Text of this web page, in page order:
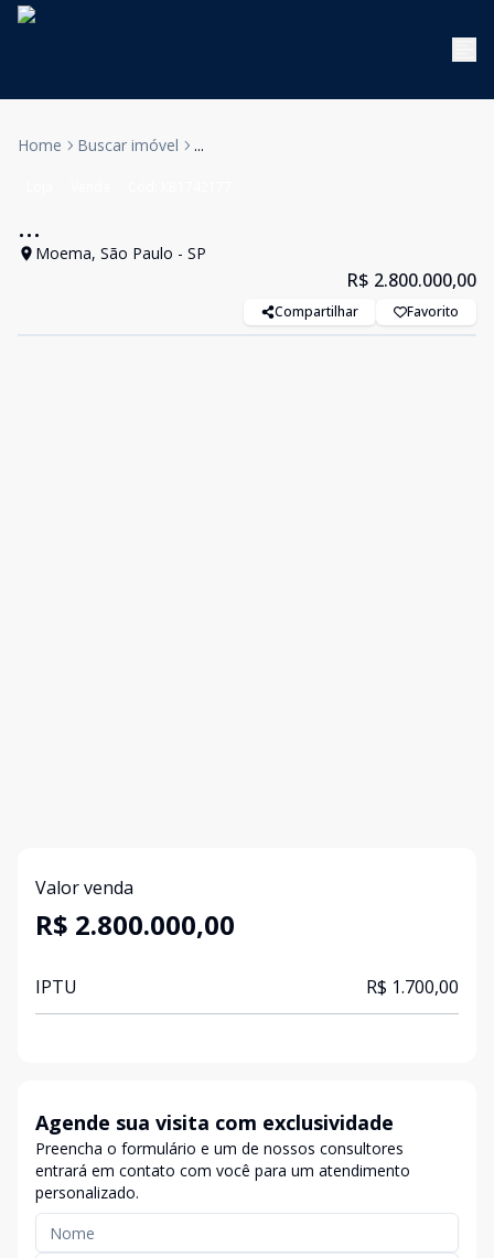
Home Buscar imóvel ...
...
Moema, São Paulo - SP
R$ 2.800.000,00
Compartilhar Favorito
Valor venda
R$ 2.800.000,00
IPTU R$ 1.700,00
Agende sua visita com exclusividade
Preencha o formulário e um de nossos consultores
entrará em contato com você para um atendimento
personalizado.